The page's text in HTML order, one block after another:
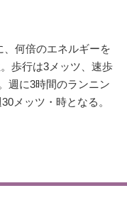
何倍のエネルギーを
歩行は3メッツ、速歩
週に3時間のランニン
メッツ・時となる。